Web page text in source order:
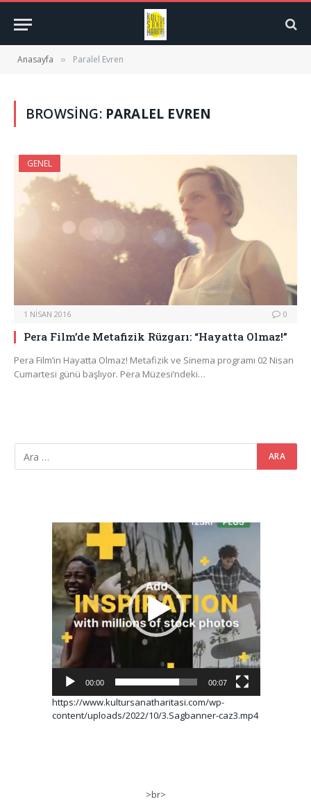
Anasayfa » Paralel Evren
BROWSING: PARALEL EVREN
GENEL
1 NISAN 2016 0
Pera Film’de Metafizik Rüzgarı: “Hayatta Olmaz!”
Pera Film’in Hayatta Olmaz! Metafizik ve Sinema programı 02 Nisan
Cumartesi günü başlıyor. Pera Müzesi’ndeki…
Video
oynatıcı
00:00 00:07
https://www.kultursanatharitasi.com/wp-
content/uploads/2022/10/3.Sagbanner-caz3.mp4
>br>